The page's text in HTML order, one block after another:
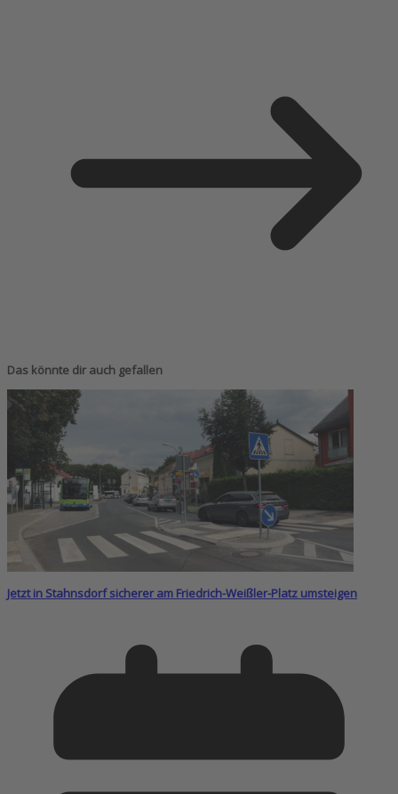
Das könnte dir auch gefallen
Jetzt in Stahnsdorf sicherer am Friedrich-Weißler-Platz umsteigen